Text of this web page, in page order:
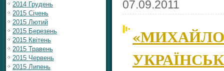
2014 Грудень
2015 Січень
2015 Лютий
2015 Березень
2015 Квітень
2015 Травень
2015 Червень
2015 Липень
07.09.2011